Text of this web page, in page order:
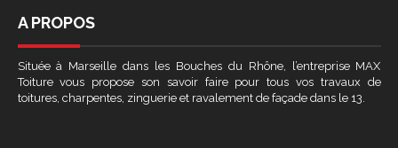
A PROPOS
Située à Marseille dans les Bouches du Rhône, l’entreprise MAX
Toiture vous propose son savoir faire pour tous vos travaux de
toitures, charpentes, zinguerie et ravalement de façade dans le 13.